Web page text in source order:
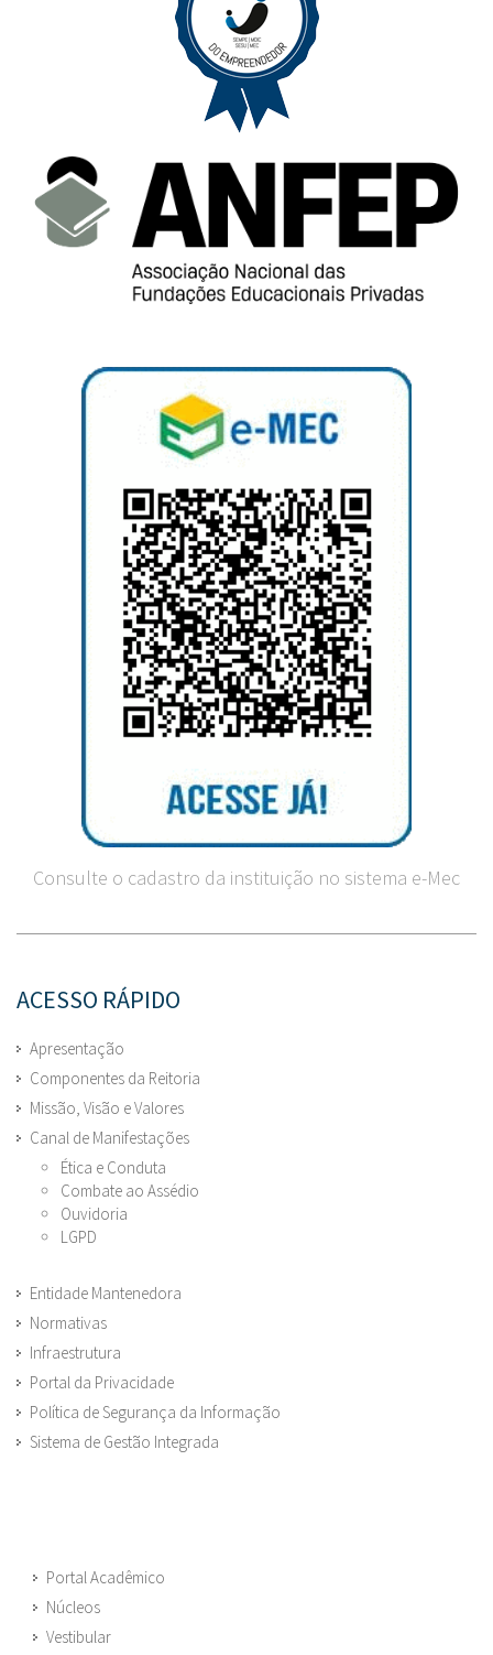
Consulte o cadastro da instituição no sistema e-Mec
ACESSO RÁPIDO
Apresentação
Componentes da Reitoria
Missão, Visão e Valores
Canal de Manifestações
Ética e Conduta
Combate ao Assédio
Ouvidoria
LGPD
Entidade Mantenedora
Normativas
Infraestrutura
Portal da Privacidade
Política de Segurança da Informação
Sistema de Gestão Integrada
Portal Acadêmico
Núcleos
Vestibular